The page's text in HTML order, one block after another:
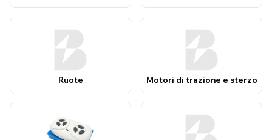
Ruote Motori di trazione e sterzo